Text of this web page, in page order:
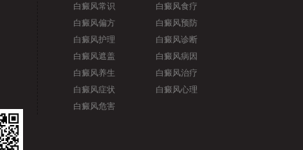
白癜风常识
白癜风偏方
白癜风护理
白癜风遮盖
白癜风养生
白癜风症状
白癜风危害
白癜风食疗
白癜风预防
白癜风诊断
白癜风病因
白癜风治疗
白癜风心理